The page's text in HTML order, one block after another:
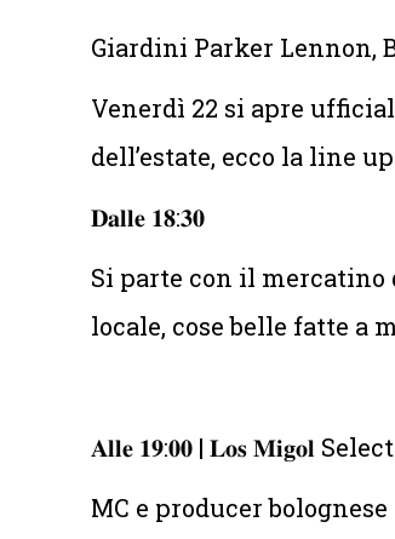
Giardini Parker Lennon,
Venerdì 22 si apre
dell’estate, ecco la line
𝐃𝐚𝐥𝐥𝐞 𝟏𝟖:𝟑𝟎
Si parte con il mercatino
locale, cose belle fatte a
𝐀𝐥𝐥𝐞 𝟏𝟗:𝟎𝟎 | 𝐋𝐨𝐬 𝐌𝐢𝐠𝐨𝐥
MC e producer